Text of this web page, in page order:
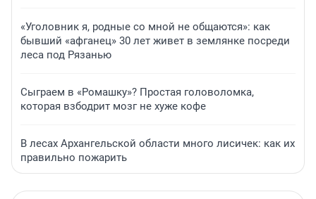
«Уголовник я, родные со мной не общаются»: как
бывший «афганец» 30 лет живет в землянке посреди
леса под Рязанью
Сыграем в «Ромашку»? Простая головоломка,
которая взбодрит мозг не хуже кофе
В лесах Архангельской области много лисичек: как их
правильно пожарить